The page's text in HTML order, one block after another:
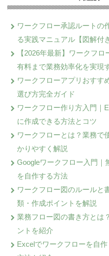
ワークフロー承認ルートの
る実践マニュアル【図解付
【2026年最新】ワークフ
有料まで業務効率化を実現
ワークフローアプリおすす
選び方完全ガイド
ワークフロー作り方入門｜
に作成できる方法とコツ
ワークフローとは？業務で
かりやすく解説
Googleワークフロー入門｜
を自作する方法
ワークフロー図のルールと
類・作成ポイントを解説
業務フロー図の書き方とは
ントを紹介
Excelでワークフローを自